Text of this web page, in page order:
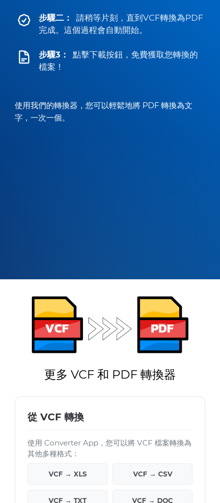
步驟二：
請稍等片刻，直到VCF轉換為PDF
完成。這個過程會自動開始。
步驟3：
點擊下載按鈕，免費獲取您轉換的
檔案！
使用我們的轉換器，您可以輕鬆地將 PDF 轉換為文
字，一次一個。
更多 VCF 和 PDF 轉換器
從 VCF 轉換
使用 Converter App，您可以將 VCF 檔案轉換為
其他多種格式：
VCF → XLS VCF → CSV
VCF → TXT VCF → DOC